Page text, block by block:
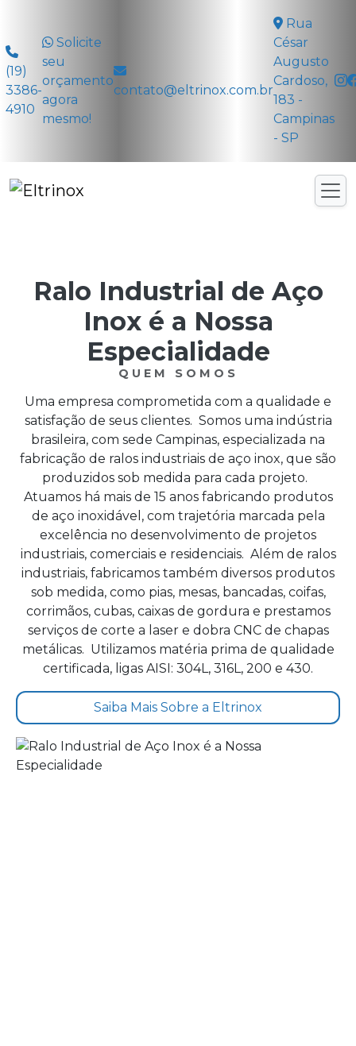
(19)
3386-
4910
Solicite
seu
orçamento
agora
mesmo!
contato@eltrinox.com.br
Rua
César
Augusto
Cardoso,
183 -
Campinas
- SP
Ralo Industrial de Aço
Inox é a Nossa
Especialidade
QUEM SOMOS
Uma empresa comprometida com a qualidade e
satisfação de seus clientes. Somos uma indústria
brasileira, com sede Campinas, especializada na
fabricação de ralos industriais de aço inox, que são
produzidos sob medida para cada projeto.
Atuamos há mais de 15 anos fabricando produtos
de aço inoxidável, com trajetória marcada pela
excelência no desenvolvimento de projetos
industriais, comerciais e residenciais. Além de ralos
industriais, fabricamos também diversos produtos
sob medida, como pias, mesas, bancadas, coifas,
corrimãos, cubas, caixas de gordura e prestamos
serviços de corte a laser e dobra CNC de chapas
metálicas. Utilizamos matéria prima de qualidade
certificada, ligas AISI: 304L, 316L, 200 e 430.
Saiba Mais Sobre a Eltrinox